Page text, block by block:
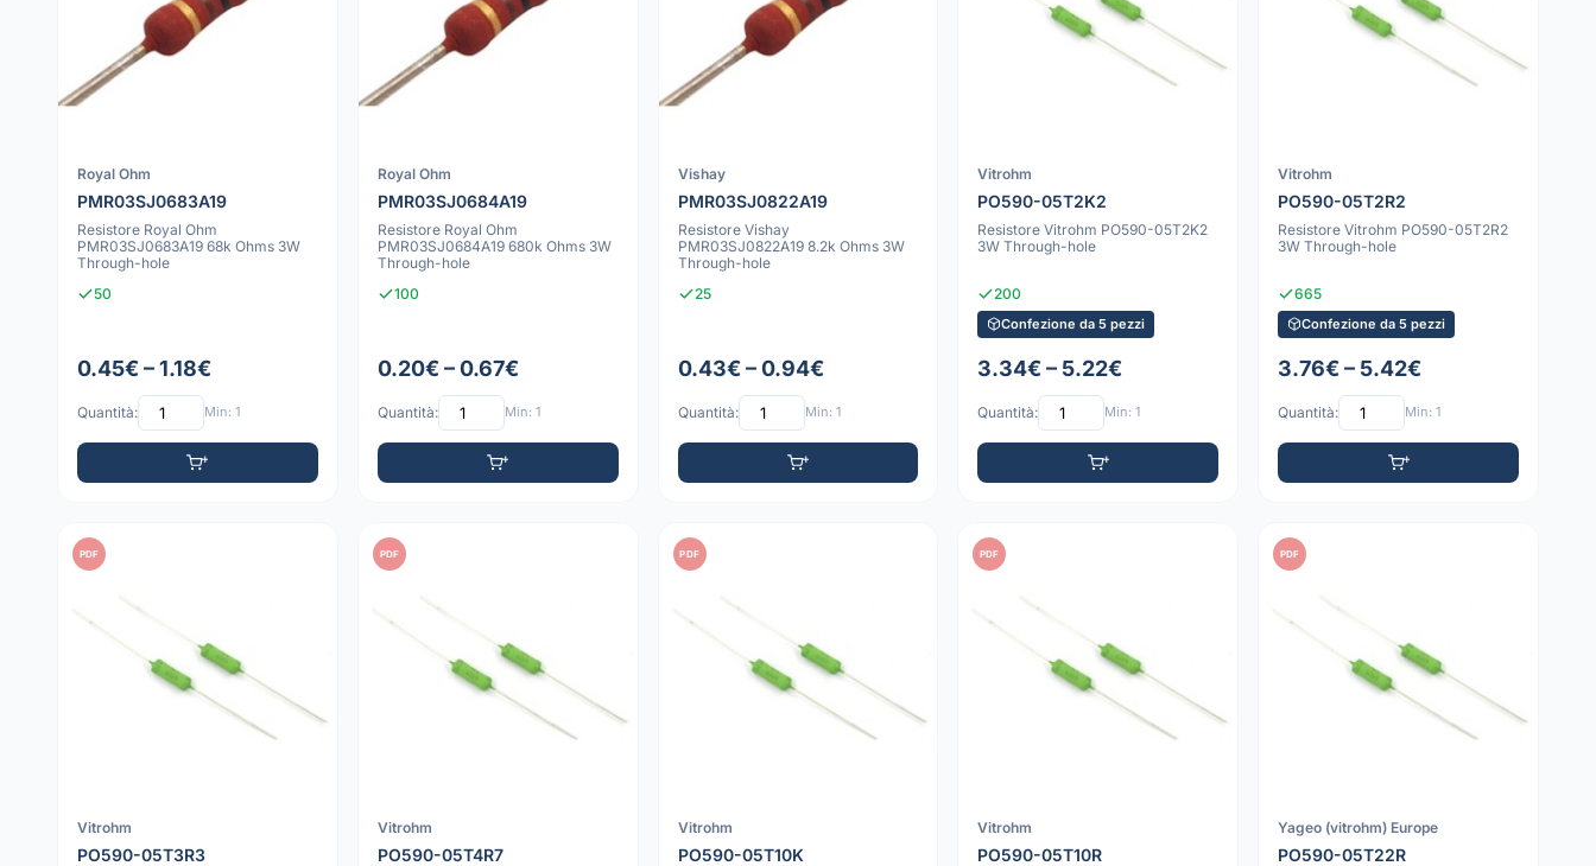
Royal Ohm
PMR03SJ0683A19
Resistore Royal Ohm
PMR03SJ0683A19 68k Ohms 3W
Through-hole
50
0.45€ – 1.18€
Quantità: Min: 1
Royal Ohm
PMR03SJ0684A19
Resistore Royal Ohm
PMR03SJ0684A19 680k Ohms 3W
Through-hole
100
0.20€ – 0.67€
Quantità: Min: 1
Vishay
PMR03SJ0822A19
Resistore Vishay
PMR03SJ0822A19 8.2k Ohms 3W
Through-hole
25
0.43€ – 0.94€
Quantità: Min: 1
Vitrohm
PO590-05T2K2
Resistore Vitrohm PO590-05T2K2
3W Through-hole
200
Confezione da 5 pezzi
3.34€ – 5.22€
Quantità: Min: 1
Vitrohm
PO590-05T2R2
Resistore Vitrohm PO590-05T2R2
3W Through-hole
665
Confezione da 5 pezzi
3.76€ – 5.42€
Quantità: Min: 1
PDF
Vitrohm
PO590-05T3R3
PDF
Vitrohm
PO590-05T4R7
PDF
Vitrohm
PO590-05T10K
PDF
Vitrohm
PO590-05T10R
PDF
Yageo (vitrohm) Europe
PO590-05T22R